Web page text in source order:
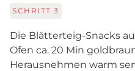
SCHRITT 3
Die Blätterteig-Snacks
Ofen ca. 20 Min
Herausnehmen warm